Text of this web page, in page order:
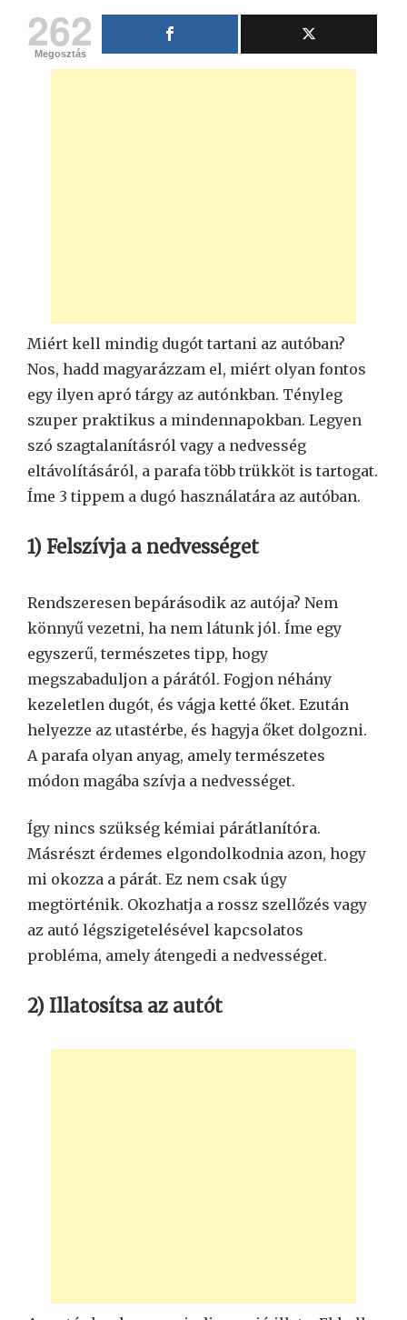
262
Megosztás
Miért kell mindig dugót tartani az autóban?
Nos, hadd magyarázzam el, miért olyan fontos
egy ilyen apró tárgy az autónkban. Tényleg
szuper praktikus a mindennapokban. Legyen
szó szagtalanításról vagy a nedvesség
eltávolításáról, a parafa több trükköt is tartogat.
Íme 3 tippem a dugó használatára az autóban.
1) Felszívja a nedvességet
Rendszeresen bepárásodik az autója? Nem
könnyű vezetni, ha nem látunk jól. Íme egy
egyszerű, természetes tipp, hogy
megszabaduljon a párától. Fogjon néhány
kezeletlen dugót, és vágja ketté őket. Ezután
helyezze az utastérbe, és hagyja őket dolgozni.
A parafa olyan anyag, amely természetes
módon magába szívja a nedvességet.
Így nincs szükség kémiai párátlanítóra.
Másrészt érdemes elgondolkodnia azon, hogy
mi okozza a párát. Ez nem csak úgy
megtörténik. Okozhatja a rossz szellőzés vagy
az autó légszigetelésével kapcsolatos
probléma, amely átengedi a nedvességet.
2) Illatosítsa az autót